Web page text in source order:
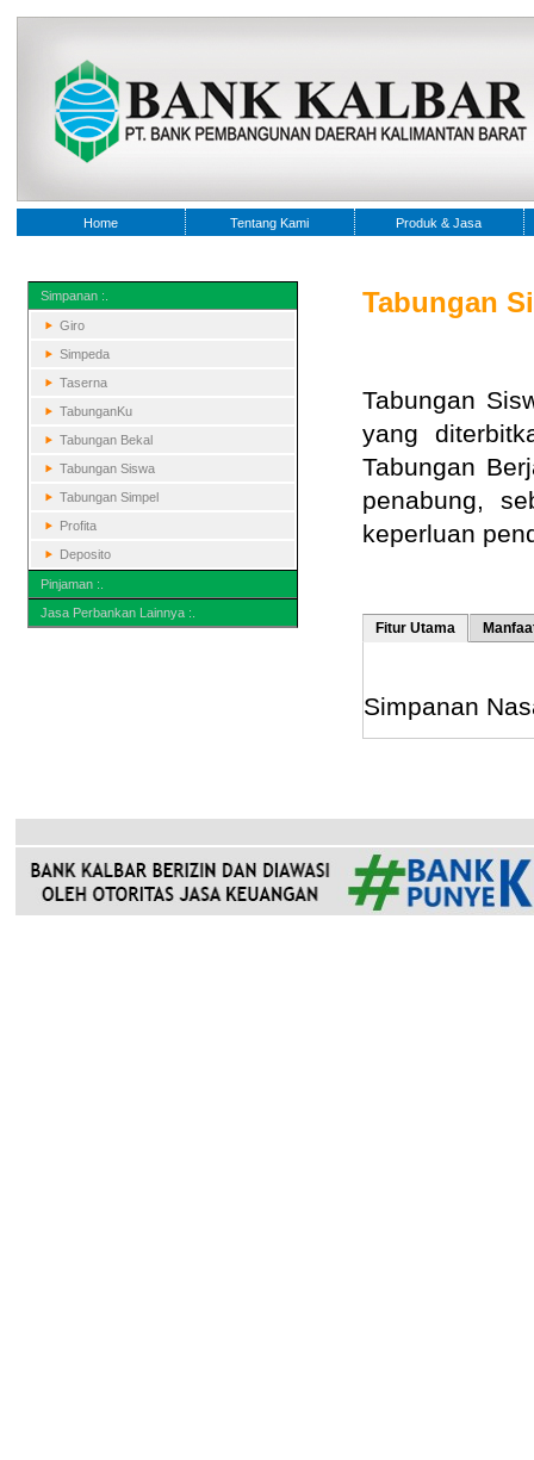
Home Tentang Kami Produk & Jasa
Simpanan :.
Giro
Simpeda
Taserna
TabunganKu
Tabungan Bekal
Tabungan Siswa
Tabungan Simpel
Profita
Deposito
Pinjaman :.
Jasa Perbankan Lainnya :.
Tabungan
Tabungan
yang
Tabungan
penabung,
keperluan
Fitur Utama
Simpanan